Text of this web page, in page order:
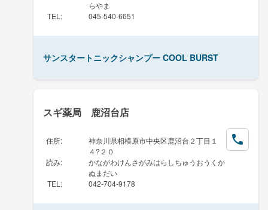
らやま
TEL : 045-540-6651
サンスタートニックシャンプー COOL BURST
スギ薬局 鹿沼台店
住所:
神奈川県相模原市中央区鹿沼台２丁目１
４?２０
読み:
かながわけんさがみはらしちゅうおうくか
ぬまだい
TEL : 042-704-9178